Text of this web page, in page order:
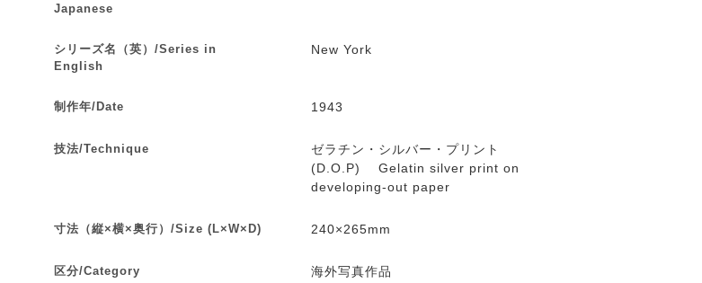
Japanese
シリーズ名（英）/Series in
English
New York
制作年/Date 1943
技法/Technique
ゼラチン・シルバー・プリント
(D.O.P) Gelatin silver print on
developing-out paper
寸法（縦×横×奥行）/Size (L×W×D) 240×265mm
区分/Category 海外写真作品